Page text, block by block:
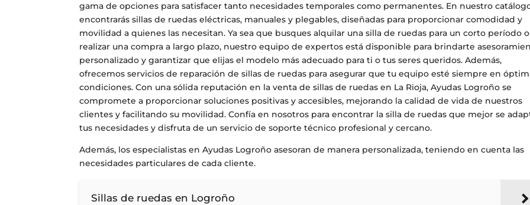
gama de opciones para satisfacer tanto necesidades temporales como permanentes. En nuestro
encontrarás sillas de ruedas eléctricas, manuales y plegables, diseñadas para proporcionar comodidad y
movilidad a quienes las necesitan. Ya sea que busques alquilar una silla de ruedas para un corto período o
realizar una compra a largo plazo, nuestro equipo de expertos está disponible para brindarte
personalizado y garantizar que elijas el modelo más adecuado para ti o tus seres queridos. Además,
ofrecemos servicios de reparación de sillas de ruedas para asegurar que tu equipo esté siempre en
condiciones. Con una sólida reputación en la venta de sillas de ruedas en La Rioja, Ayudas Logroño se
compromete a proporcionar soluciones positivas y accesibles, mejorando la calidad de vida de nuestros
clientes y facilitando su movilidad. Confía en nosotros para encontrar la silla de ruedas que mejor se
tus necesidades y disfruta de un servicio de soporte técnico profesional y cercano.
Además, los especialistas en Ayudas Logroño asesoran de manera personalizada, teniendo en cuenta las
necesidades particulares de cada cliente.
Sillas de ruedas en Logroño